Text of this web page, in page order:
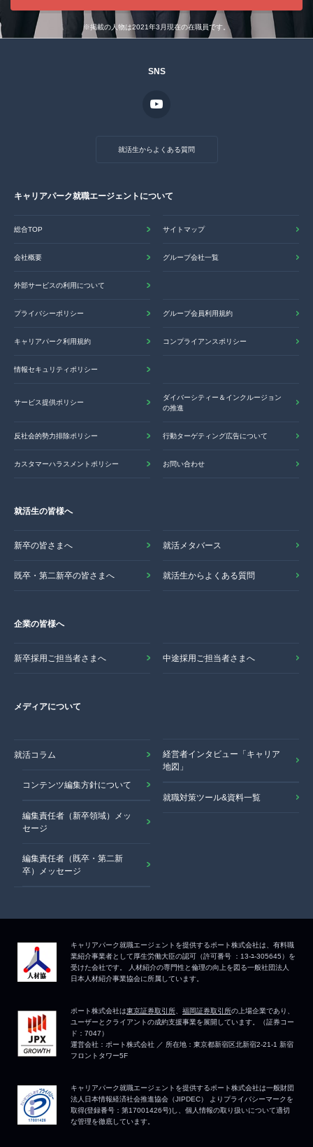
※掲載の人物は2021年3月現在の在職員です。
SNS
就活生からよくある質問
キャリアパーク就職エージェントについて
総合TOP サイトマップ
会社概要 グループ会社一覧
外部サービスの利用について
プライバシーポリシー グループ会員利用規約
キャリアパーク利用規約 コンプライアンスポリシー
情報セキュリティポリシー
サービス提供ポリシー
ダイバーシティー＆インクルージョン
の推進
反社会的勢力排除ポリシー 行動ターゲティング広告について
カスタマーハラスメントポリシー お問い合わせ
就活生の皆様へ
新卒の皆さまへ 就活メタバース
既卒・第二新卒の皆さまへ 就活生からよくある質問
企業の皆様へ
新卒採用ご担当者さまへ 中途採用ご担当者さまへ
メディアについて
就活コラム
コンテンツ編集方針について
編集責任者（新卒領域）メッ
セージ
編集責任者（既卒・第二新
卒）メッセージ
経営者インタビュー「キャリア
地図」
就職対策ツール&資料一覧